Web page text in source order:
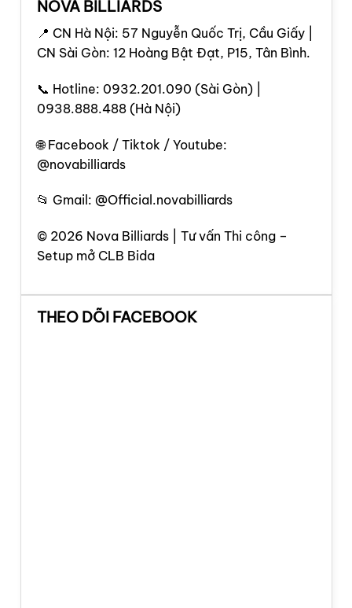
NOVA BILLIARDS
📍 CN Hà Nội: 57 Nguyễn Quốc Trị, Cầu Giấy |
CN Sài Gòn: 12 Hoàng Bật Đạt, P15, Tân Bình.
📞 Hotline: 0932.201.090 (Sài Gòn) |
0938.888.488 (Hà Nội)
🌐 Facebook / Tiktok / Youtube:
@novabilliards
📂 Gmail: @Official.novabilliards
© 2026 Nova Billiards | Tư vấn Thi công –
Setup mở CLB Bida
THEO DÕI FACEBOOK